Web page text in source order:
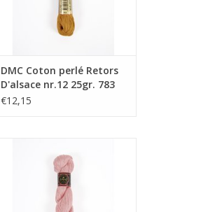
DMC Coton perlé Retors
D'alsace nr.12 25gr. 783
€12,15
nr.12 25gr. 761
TOEVOEGEN AAN WINKELWAGEN